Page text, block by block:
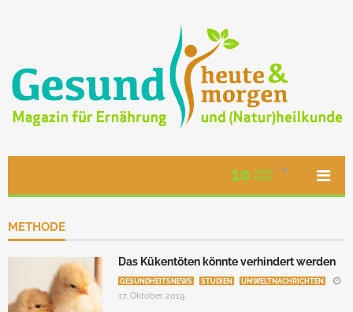
10 STAFF
PICKS
METHODE
Das Kükentöten könnte verhindert werden
GESUNDHEITSNEWS STUDIEN UMWELTNACHRICHTEN
17. Oktober 2019